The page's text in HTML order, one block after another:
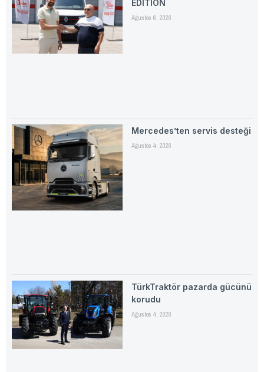
EDITION
Ağustos 6, 2026
Mercedes’ten servis desteği
Ağustos 4, 2026
TürkTraktör pazarda gücünü
korudu
Ağustos 4, 2026